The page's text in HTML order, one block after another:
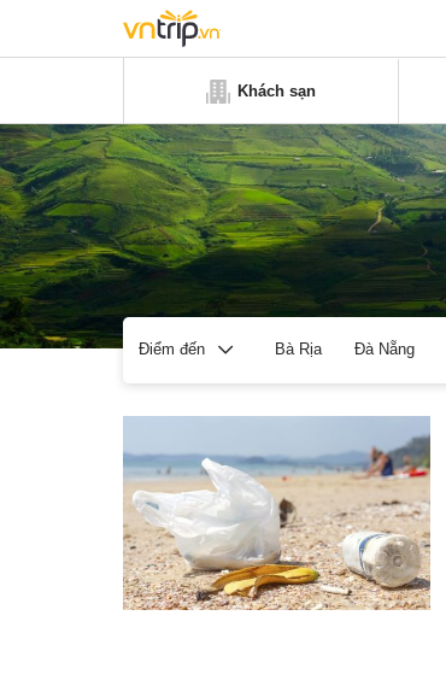
Khách sạn
Điểm đến Bà Rịa Đà Nẵng